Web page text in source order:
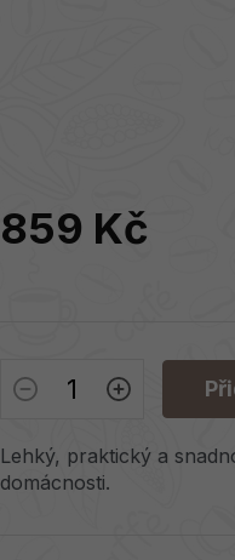
859 Kč
Lehký, praktický a
domácnosti.